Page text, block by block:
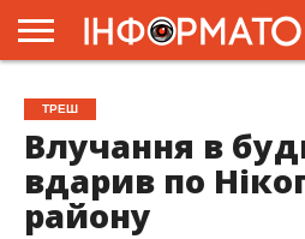
ГОЛОВНА
ЖИТТЯ
ВЛАДА
ГРОШІ
ТРЕШ
ПРЕС-
РЕЛІЗИ
РЕКЛАМА
ПРОЕКТИ
ТРЕШ
Влучання в
вдарив по
району